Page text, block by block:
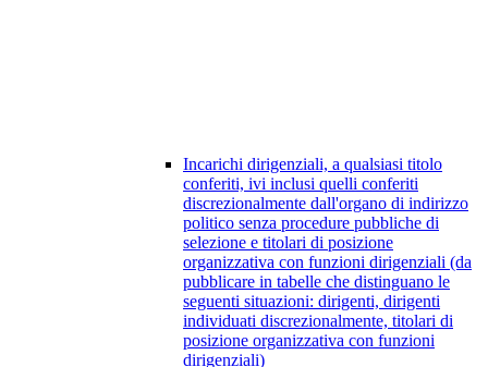
Incarichi dirigenziali, a qualsiasi titolo
conferiti, ivi inclusi quelli conferiti
discrezionalmente dall'organo di indirizzo
politico senza procedure pubbliche di
selezione e titolari di posizione
organizzativa con funzioni dirigenziali (da
pubblicare in tabelle che distinguano le
seguenti situazioni: dirigenti, dirigenti
individuati discrezionalmente, titolari di
posizione organizzativa con funzioni
dirigenziali)